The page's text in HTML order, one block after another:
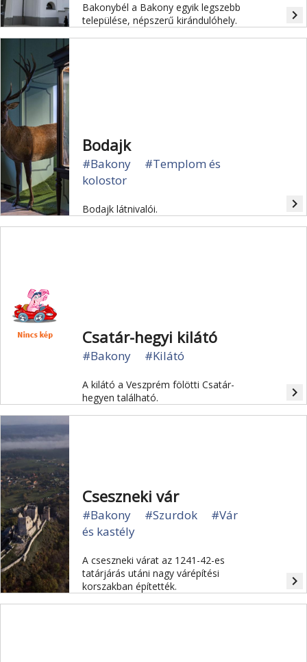
Bakonybél a Bakony egyik legszebb
települése, népszerű kirándulóhely.
navigate_next
Bodajk
#Bakony
#Templom és
kolostor
Bodajk látnivalói. navigate_next
Csatár-hegyi kilátó
#Bakony #Kilátó
A kilátó a Veszprém fölötti Csatár-
hegyen található.
navigate_next
Cseszneki vár
#Bakony #Szurdok
#Vár
és kastély
A cseszneki várat az 1241-42-es
tatárjárás utáni nagy várépítési
korszakban építették.
navigate_next